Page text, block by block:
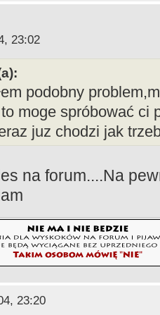
23:02
podobny
moge spróbować ci
juz chodzi jak
na forum....Na
23:20